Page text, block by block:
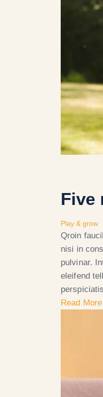
Five
Play & grow
Qroin
nisi in
pulvinar.
eleifend
Read More